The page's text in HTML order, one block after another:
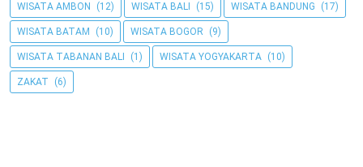
WISATA AMBON (12) WISATA BALI (15) WISATA BANDUNG (17)
WISATA BATAM (10) WISATA BOGOR (9)
WISATA TABANAN BALI (1) WISATA YOGYAKARTA (10)
ZAKAT (6)